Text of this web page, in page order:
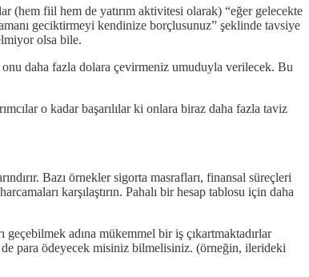
(hem fiil hem de yatırım aktivitesi olarak) “eğer gelecekte
geciktirmeyi kendinize borçlusunuz” şeklinde tavsiye
olsa bile.
daha fazla dolara çevirmeniz umuduyla verilecek. Bu
o kadar başarılılar ki onlara biraz daha fazla taviz
Bazı örnekler sigorta masrafları, finansal süreçleri
karşılaştırın. Pahalı bir hesap tablosu için daha
adına mükemmel bir iş çıkartmaktadırlar
de para ödeyecek misiniz bilmelisiniz. (örneğin, ilerideki